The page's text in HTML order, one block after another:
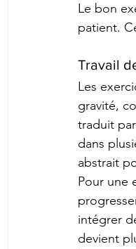
Le bon
patient.
Travail
Les
gravité,
traduit
dans
abstrait
Pour une
intégrer
devient